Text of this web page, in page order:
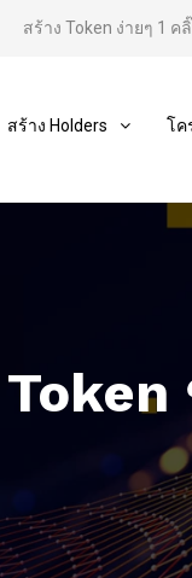
สร้าง Token ง่ายๆ 1 ค
สร้าง Holders โค